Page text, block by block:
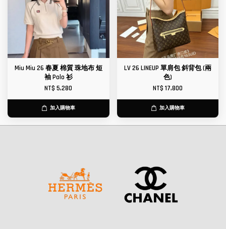
Miu Miu 26 春夏 棉質 珠地布 短
袖 Polo 衫
NT$ 5,280
加入購物車
LV 26 LINEUP 單肩包 斜背包 (兩
色)
NT$ 17,800
加入購物車